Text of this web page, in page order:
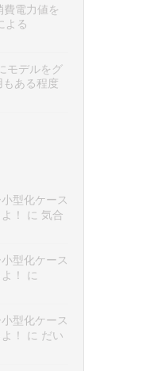
電力値を
よる
モデルをグ
ある程度
型化ケース
！ に 気合
型化ケース
！ に
型化ケース
！ に だい